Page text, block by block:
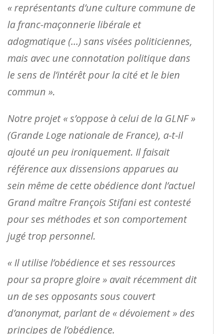
« représentants d’une culture commune de
la franc-maçonnerie libérale et
adogmatique (…) sans visées politiciennes,
mais avec une connotation politique dans
le sens de l’intérêt pour la cité et le bien
commun ».
Notre projet « s’oppose à celui de la GLNF »
(Grande Loge nationale de France), a-t-il
ajouté un peu ironiquement. Il faisait
référence aux dissensions apparues au
sein même de cette obédience dont l’actuel
Grand maître François Stifani est contesté
pour ses méthodes et son comportement
jugé trop personnel.
« Il utilise l’obédience et ses ressources
pour sa propre gloire » avait récemment dit
un de ses opposants sous couvert
d’anonymat, parlant de « dévoiement » des
principes de l’obédience.